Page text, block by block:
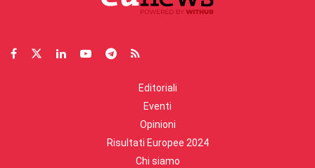
Editoriali
Eventi
Opinioni
Risultati Europee 2024
Chi siamo